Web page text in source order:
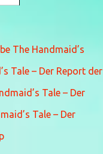
The Handmaid’s
Tale – Der Report der
Tale – Der
Tale – Der